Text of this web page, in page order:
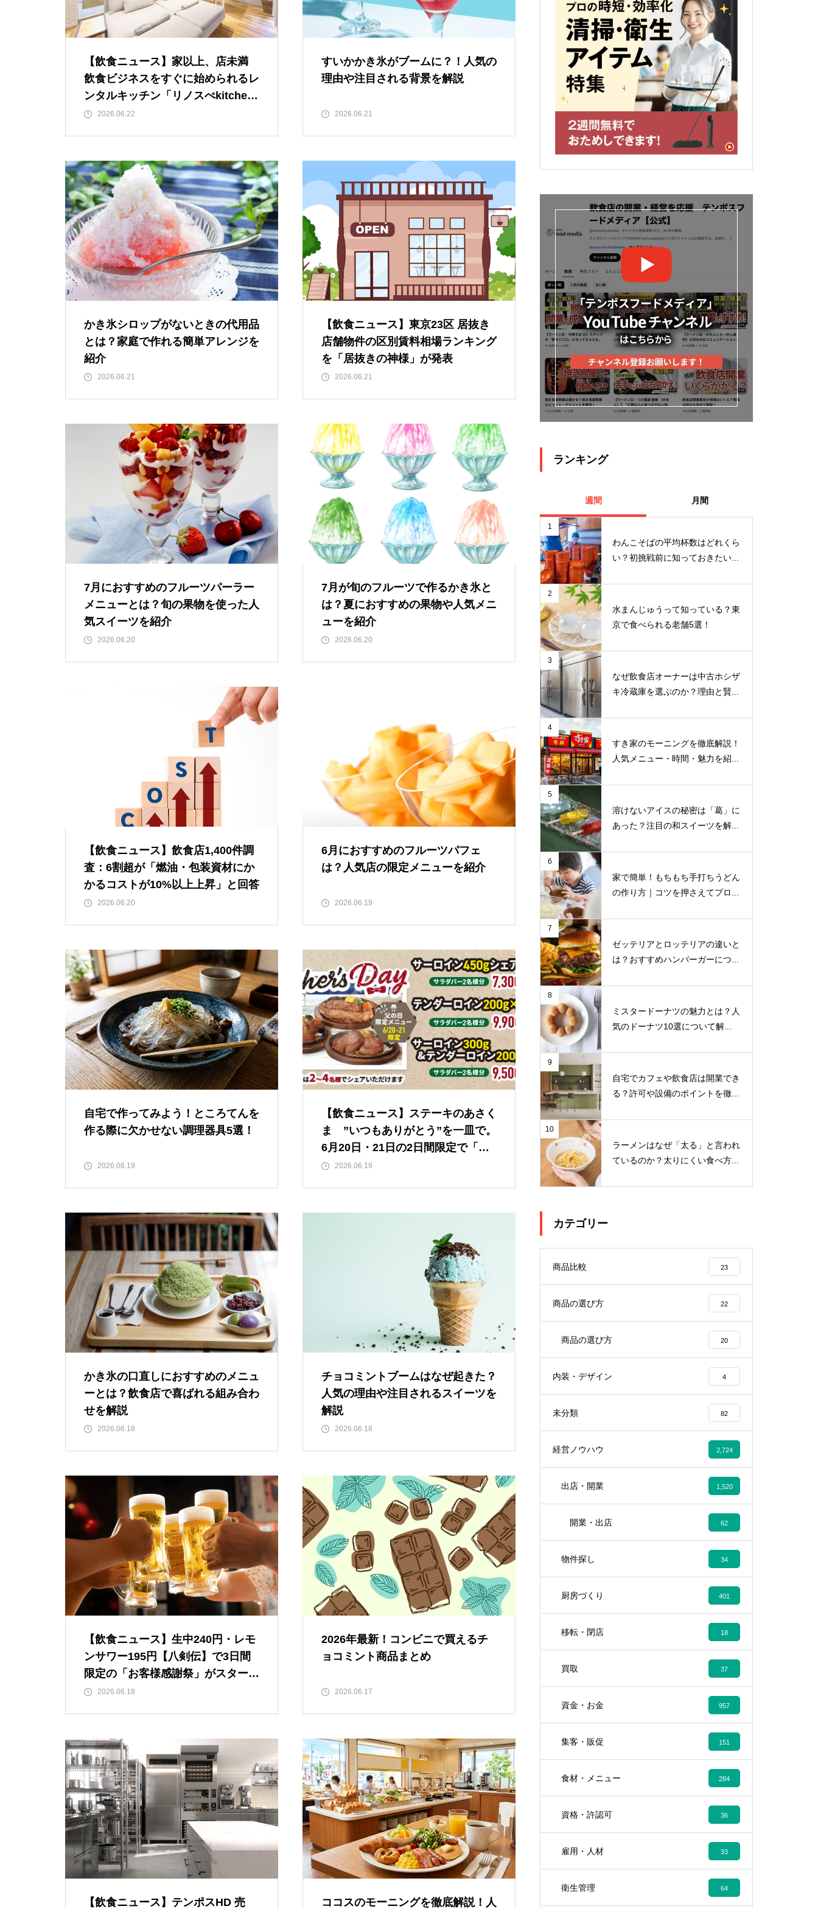
【飲食ニュース】家以上、店未満
飲食ビジネスをすぐに始められるレ
ンタルキッチン「リノスぺkitchen
水道橋風水」が千代田区水道橋にO
2026.06.22
すいかかき氷がブームに？！人気の
理由や注目される背景を解説
2026.06.21
かき氷シロップがないときの代用品
とは？家庭で作れる簡単アレンジを
紹介
2026.06.21
【飲食ニュース】東京23区 居抜き
店舗物件の区別賃料相場ランキング
を「居抜きの神様」が発表
2026.06.21
7月におすすめのフルーツパーラー
メニューとは？旬の果物を使った人
気スイーツを紹介
2026.06.20
7月が旬のフルーツで作るかき氷と
は？夏におすすめの果物や人気メニ
ューを紹介
2026.06.20
【飲食ニュース】飲食店1,400件調
査：6割超が「燃油・包装資材にか
かるコストが10%以上上昇」と回答
2026.06.20
6月におすすめのフルーツパフェ
は？人気店の限定メニューを紹介
2026.06.19
自宅で作ってみよう！ところてんを
作る際に欠かせない調理器具5選！
2026.06.19
【飲食ニュース】ステーキのあさく
ま ”いつもありがとう”を一皿で。
6月20日・21日の2日間限定で「父
の日シェアステーキ」を販売
2026.06.19
かき氷の口直しにおすすめのメニュ
ーとは？飲食店で喜ばれる組み合わ
せを解説
2026.06.18
チョコミントブームはなぜ起きた？
人気の理由や注目されるスイーツを
解説
2026.06.18
【飲食ニュース】生中240円・レモ
ンサワー195円【八剣伝】で3日間
限定の「お客様感謝祭」がスター
ト！何杯飲んでも対象ドリンクが半
2026.06.18
2026年最新！コンビニで買えるチ
ョコミント商品まとめ
2026.06.17
【飲食ニュース】テンポスHD 売 ココスのモーニングを徹底解説！人
ランキング
週間 月間
1
わんこそばの平均杯数はどれくら
い？初挑戦前に知っておきたい...
2
水まんじゅうって知っている？東
京で食べられる老舗5選！
3
なぜ飲食店オーナーは中古ホシザ
キ冷蔵庫を選ぶのか？理由と賢...
4
すき家のモーニングを徹底解説！
人気メニュー・時間・魅力を紹...
5
溶けないアイスの秘密は「葛」に
あった？注目の和スイーツを解...
6
家で簡単！もちもち手打ちうどん
の作り方｜コツを押さえてプロ...
7
ゼッテリアとロッテリアの違いと
は？おすすめハンバーガーにつ...
8
ミスタードーナツの魅力とは？人
気のドーナツ10選について解...
9
自宅でカフェや飲食店は開業でき
る？許可や設備のポイントを徹...
10
ラーメンはなぜ「太る」と言われ
ているのか？太りにくい食べ方...
カテゴリー
商品比較 23
商品の選び方 22
商品の選び方 20
内装・デザイン 4
未分類 82
経営ノウハウ 2,724
出店・開業 1,520
開業・出店 62
物件探し 34
厨房づくり 401
移転・閉店 18
買取 37
資金・お金 957
集客・販促 151
食材・メニュー 284
資格・許認可 36
雇用・人材 33
衛生管理 64